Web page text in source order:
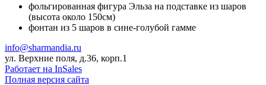
фольгированная фигура Эльза на подставке из шаров
(высота около 150см)
фонтан из 5 шаров в сине-голубой гамме
info@sharmandia.ru
ул. Верхние поля, д.36, корп.1
Работает на InSales
Полная версия сайта